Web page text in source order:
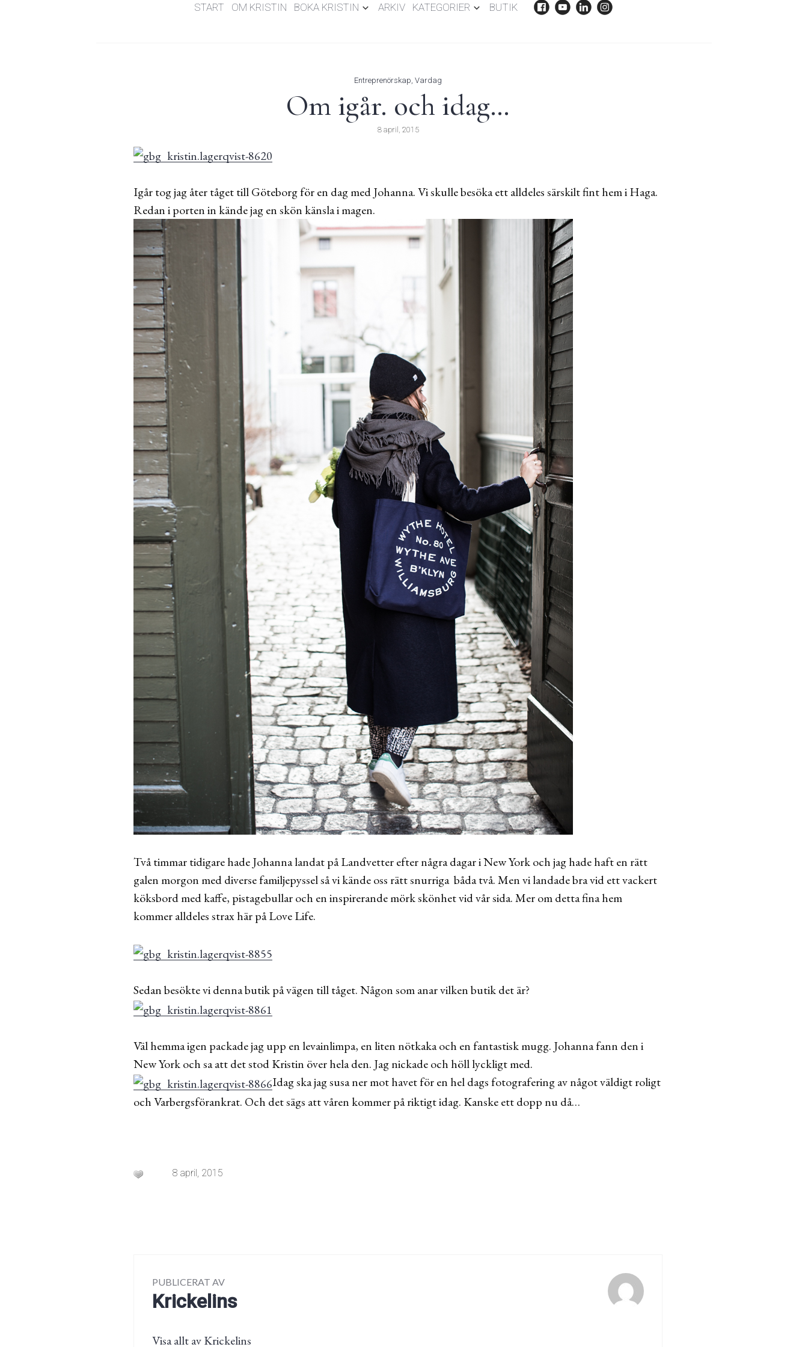
START OM KRISTIN BOKA KRISTIN ARKIV KATEGORIER BUTIK
Entreprenörskap Vardag
Om igår. och idag…
8 april, 2015
Igår tog jag åter tåget till Göteborg för en dag med Johanna. Vi skulle besöka ett alldeles särskilt fint hem i Haga.
Redan i porten in kände jag en skön känsla i magen.
Två timmar tidigare hade Johanna landat på Landvetter efter några dagar i New York och jag hade haft en rätt
galen morgon med diverse familjepyssel så vi kände oss rätt snurriga båda två. Men vi landade bra vid ett vackert
köksbord med kaffe, pistagebullar och en inspirerande mörk skönhet vid vår sida. Mer om detta fina hem
kommer alldeles strax här på Love Life.
Sedan besökte vi denna butik på vägen till tåget. Någon som anar vilken butik det är?
Väl hemma igen packade jag upp en levainlimpa, en liten nötkaka och en fantastisk mugg. Johanna fann den i
New York och sa att det stod Kristin över hela den. Jag nickade och höll lyckligt med.
Idag ska jag susa ner mot havet för en hel dags fotografering av något väldigt roligt
och Varbergsförankrat. Och det sägs att våren kommer på riktigt idag. Kanske ett dopp nu då…
8 april, 2015
PUBLICERAT AV
Krickelins
Visa allt av Krickelins